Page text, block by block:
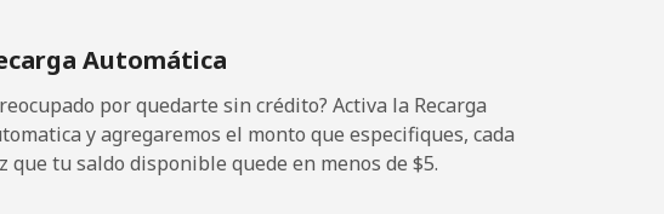
Automática
por quedarte sin crédito? Activa la Recarga
y agregaremos el monto que especifiques, cada
que tu saldo disponible quede en menos de ⁦$5⁩.